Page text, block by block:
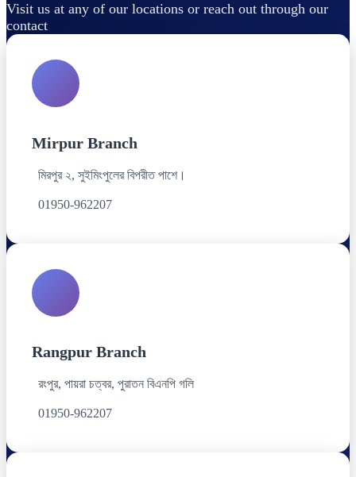
Visit us at any of our locations or reach out through our
contact
Mirpur Branch
মিরপুর ২, সুইমিংপুলের বিপরীত পাশে।
01950-962207
Rangpur Branch
রংপুর, পায়রা চত্বর, পুরাতন বিএনপি গলি
01950-962207